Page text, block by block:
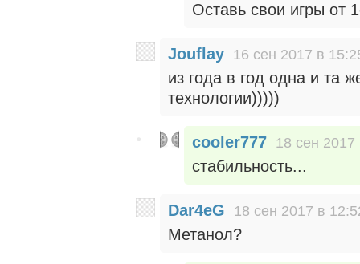
Оставь свои игры от
Jouflay 16 сен 2017 в
из года в год одна и та
технологии)))))
cooler777 18 сен 2017
стабильность...
Dar4eG 18 сен 2017 в
Метанол?